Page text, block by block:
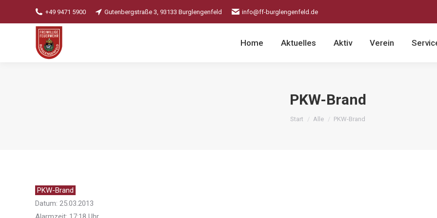
+49 9471 5900 Gutenbergstraße 3, 93133 Burglengenfeld info@ff-burglengenfeld.de
Home Aktuelles Aktiv Verein
PKW-Brand
Sie befinden sich hier:
Start Alle PKW-Brand
PKW-Brand
Datum: 25.03.2013